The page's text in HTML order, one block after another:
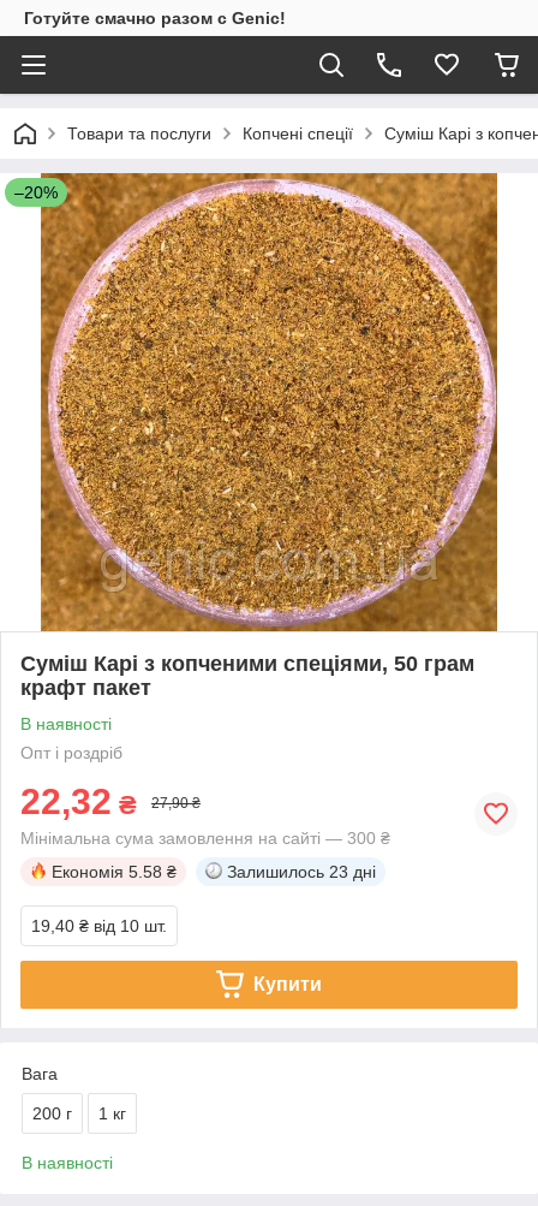
Готуйте смачно разом с Genic!
Товари та послуги Копчені спеції Суміш Карі з
–20%
Суміш Карі з копченими спеціями, 50 грам
крафт пакет
В наявності
Опт і роздріб
22,32 ₴ 27,90 ₴
Мінімальна сума замовлення на сайті — 300 ₴
Економія 5.58 ₴ Залишилось 23 дні
19,40 ₴ від 10 шт.
Купити
Вага
200 г 1 кг
В наявності